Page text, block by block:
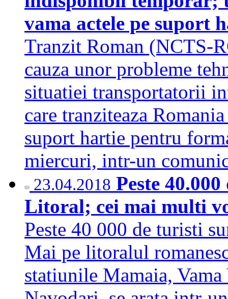
vama actele pe suport
Tranzit Roman (NCTS-
cauza unor probleme
situatiei transportatorii
care tranziteaza
suport hartie pentru
miercuri, intr-un
23.04.2018 Peste
Litoral; cei mai multi
Peste 40 000 de turisti
Mai pe litoralul
statiunile Mamaia,